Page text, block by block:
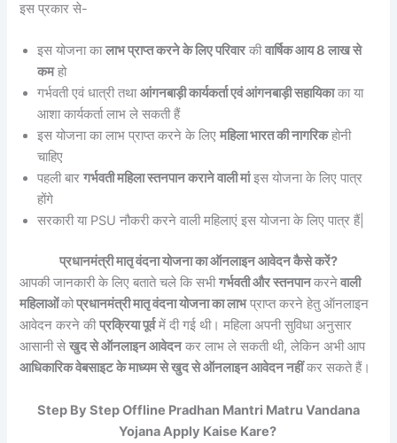
इस प्रकार से-
इस योजना कालाभ प्राप्त करने के लिए परिवारकीवार्षिक आय 8 लाख से
कमहो
गर्भवती एवं धात्री तथाआंगनबाड़ी कार्यकर्ता एवं आंगनबाड़ी सहायिकाका या
आशा कार्यकर्ता लाभ ले सकती हैं
इस योजना का लाभ प्राप्त करने के लिएमहिला भारत की नागरिकहोनी
चाहिए
पहली बारगर्भवती महिला स्तनपान कराने वाली मांइस योजना के लिए पात्र
होंगे
सरकारी या PSU नौकरी करने वाली महिलाएं इस योजना के लिए पात्र हैं|
प्रधानमंत्री मातृ वंदना योजना का ऑनलाइन आवेदन कैसे करें?
आपकी जानकारी के लिए बताते चले कि सभीगर्भवती और स्तनपानकरनेवाली
महिलाओंकोप्रधानमंत्री मातृ वंदना योजना का लाभप्राप्त करने हेतु ऑनलाइन
आवेदन करने कीप्रक्रिया पूर्वमें दी गई थी। महिला अपनी सुविधा अनुसार
आसानी सेखुद से ऑनलाइन आवेदनकर लाभ ले सकती थी, लेकिन अभी आप
आधिकारिक वेबसाइट के माध्यम से खुद से ऑनलाइन आवेदन नहींकर सकते हैं।
Step By Step Offline Pradhan Mantri Matru Vandana
Yojana Apply Kaise Kare?